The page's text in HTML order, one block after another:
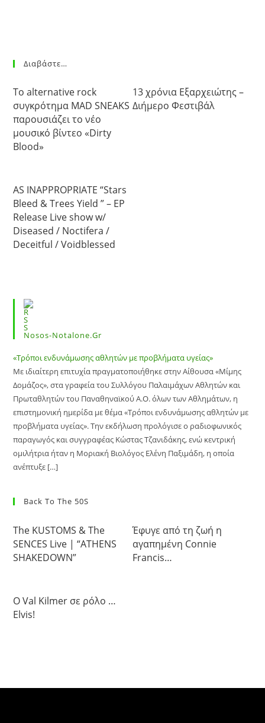
Διαβάστε…
Το alternative rock
συγκρότημα MAD SNEAKS
παρουσιάζει το νέο
μουσικό βίντεο «Dirty
Blood»
13 χρόνια Εξαρχειώτης –
Διήμερο Φεστιβάλ
AS INAPPROPRIATE “Stars
Bleed & Trees Yield ” – EP
Release Live show w/
Diseased / Noctifera /
Deceitful / Voidblessed
Nosos-Notalone.gr
«Τρόποι ενδυνάμωσης αθλητών με προβλήματα υγείας»
Με ιδιαίτερη επιτυχία πραγματοποιήθηκε στην Αίθουσα «Μίμης
Δομάζος», στα γραφεία του Συλλόγου Παλαιμάχων Αθλητών και
Πρωταθλητών του Παναθηναϊκού Α.Ο. όλων των Αθλημάτων, η
επιστημονική ημερίδα με θέμα «Τρόποι ενδυνάμωσης αθλητών με
προβλήματα υγείας». Την εκδήλωση προλόγισε ο ραδιοφωνικός
παραγωγός και συγγραφέας Κώστας Τζανιδάκης, ενώ κεντρική
ομιλήτρια ήταν η Μοριακή Βιολόγος Ελένη Παξιμάδη, η οποία
ανέπτυξε […]
Back To The 50S
The KUSTOMS & The
SENCES Live | “ATHENS
SHAKEDOWN”
Έφυγε από τη ζωή η
αγαπημένη Connie
Francis…
Ο Val Kilmer σε ρόλο …
Elvis!